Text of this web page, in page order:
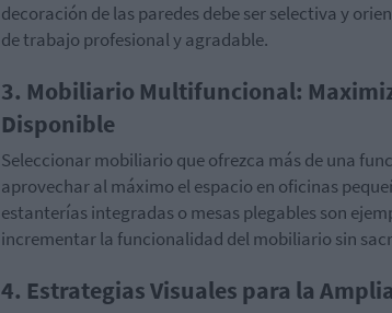
decoración de las paredes debe ser selectiva y
de trabajo profesional y agradable.
3. Mobiliario Multifuncional:
Disponible
Seleccionar mobiliario que ofrezca más de una
aprovechar al máximo el espacio en oficinas
estanterías integradas o mesas plegables son
incrementar la funcionalidad del mobiliario sin
4. Estrategias Visuales para la